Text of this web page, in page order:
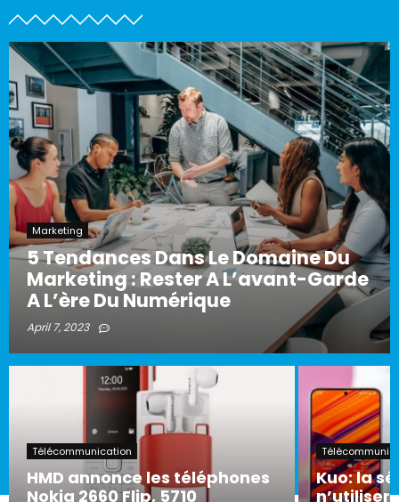
Marketing
5 Tendances Dans Le Domaine Du
Marketing : Rester A L’avant-Garde
A L’ère Du Numérique
April 7, 2023
Télécommunication
HMD annonce les téléphones
Nokia 2660 Flip, 5710
Kuo: la